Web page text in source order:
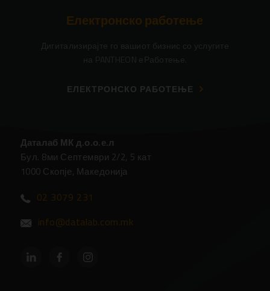
Електронско работење
Дигитализирајте го вашиот бизнис со услугите
на PANTHEON еРаботење.
ЕЛЕКТРОНСКО РАБОТЕЊЕ
Даталаб МК д.о.о.е.л
Бул. 8ми Септември 2/2, 5 кат
1000 Скопје, Македонија
02 3079 231
info@datalab.com.mk